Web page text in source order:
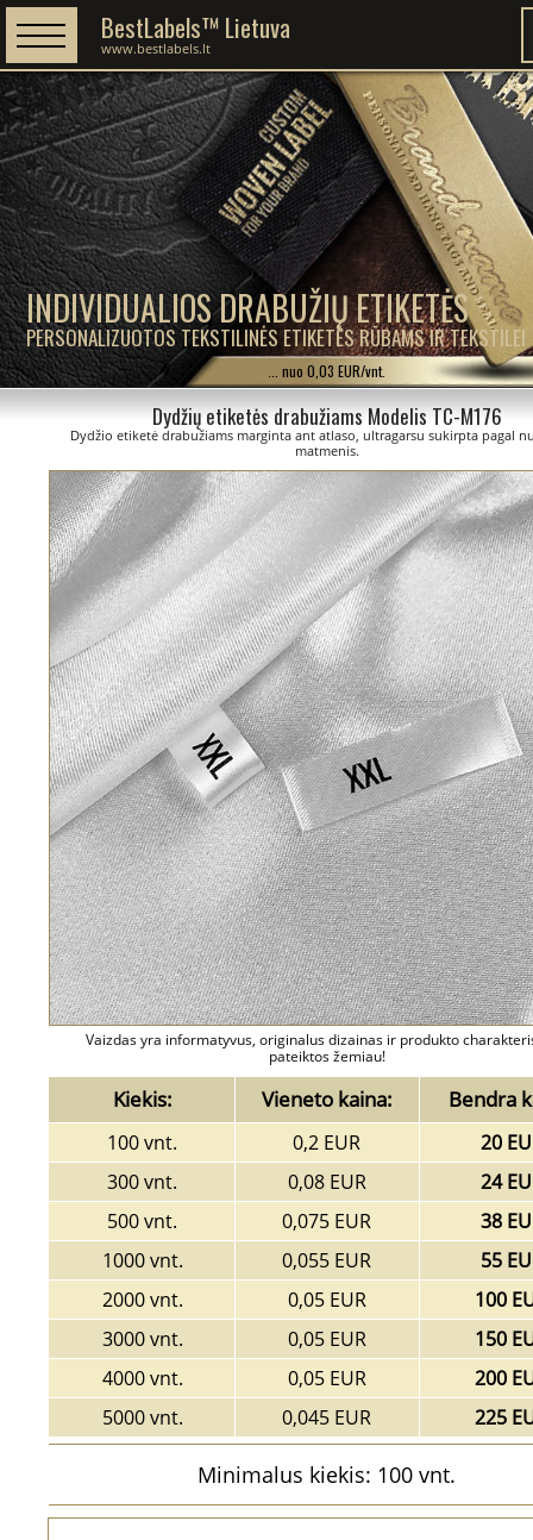
INDIVIDUALIOS DRABUŽIŲ ETIKETĖS
PERSONALIZUOTOS TEKSTILINĖS ETIKETĖS RŪBAMS IR TEKSTILEI
BestLabels™ Lietuva
www.bestlabels.lt
... nuo 0,03 EUR/vnt.
Dydžių etiketės drabužiams Modelis TC-M176
Dydžio etiketė drabužiams marginta ant atlaso, ultragarsu sukirpta pagal
matmenis.
Vaizdas yra informatyvus, originalus dizainas ir produkto
pateiktos žemiau!
Kiekis: Vieneto kaina: Bendra
100 vnt. 0,2 EUR
20
300 vnt.
0,08 EUR
24
500 vnt.
0,075 EUR
38
1000 vnt.
0,055 EUR
55
2000 vnt.
0,05 EUR
100
3000 vnt.
0,05 EUR
150
4000 vnt.
0,05 EUR
200
5000 vnt.
0,045 EUR 225
Minimalus kiekis: 100 vnt.